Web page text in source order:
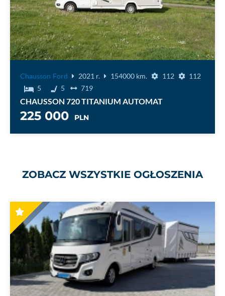
Profile aluminiowe 15mm VELL do zabudowy
meblowej...
10 PLN
ZOBACZ WSZYSTKIE OGŁOSZENIA